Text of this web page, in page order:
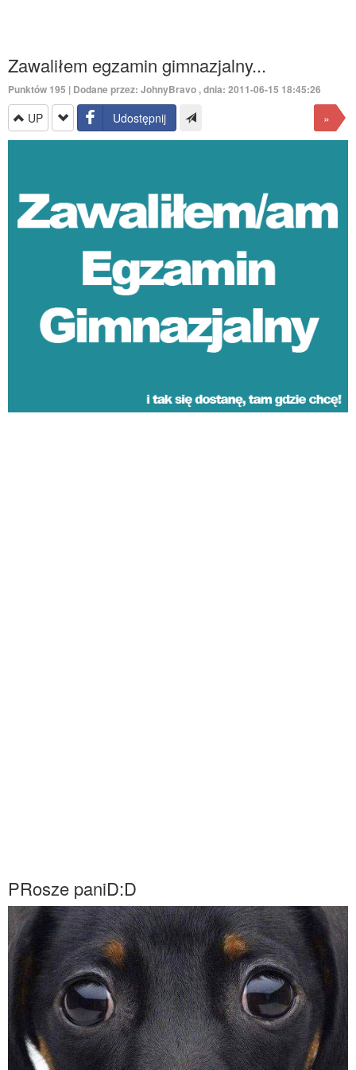
Zawaliłem egzamin gimnazjalny...
Punktów 195 | Dodane przez: JohnyBravo, dnia: 2011-06-15 18:45:26
UP Udostępnij »
PRosze paniD:D